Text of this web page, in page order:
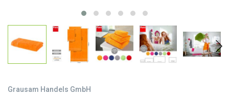
Grausam Handels GmbH